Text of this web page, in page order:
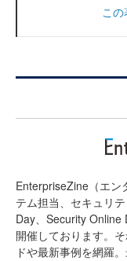
こ
EnterpriseZine（エン
テム担当、セキュリ
Day、Security Online
開催しております。
ドや最新事例を網羅